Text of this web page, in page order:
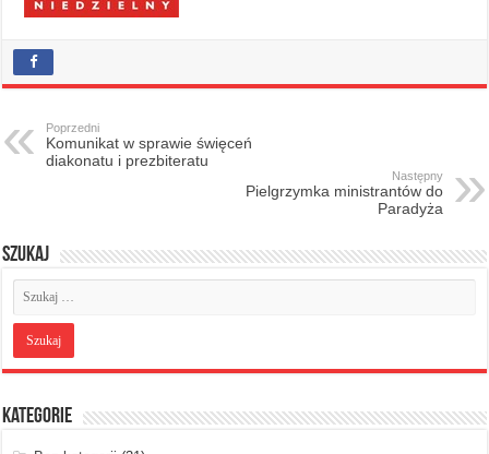
Poprzedni
Komunikat w sprawie święceń
diakonatu i prezbiteratu
Następny
Pielgrzymka ministrantów do
Paradyża
Szukaj
Kategorie